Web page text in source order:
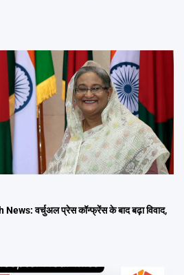
वर्चुअल प्रेस कॉन्फ्रेंस के बाद बढ़ा विवाद,